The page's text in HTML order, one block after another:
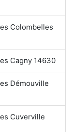
Colombelles
Cagny 14630
Démouville
Cuverville